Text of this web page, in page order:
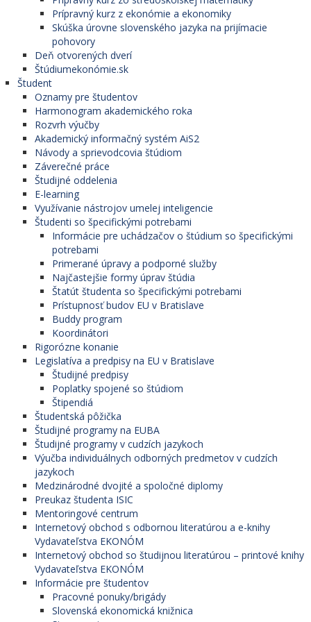
Prípravný kurz z ekonómie a ekonomiky
Skúška úrovne slovenského jazyka na prijímacie
pohovory
Deň otvorených dverí
Štúdiumekonómie.sk
Študent
Oznamy pre študentov
Harmonogram akademického roka
Rozvrh výučby
Akademický informačný systém AiS2
Návody a sprievodcovia štúdiom
Záverečné práce
Študijné oddelenia
E-learning
Využívanie nástrojov umelej inteligencie
Študenti so špecifickými potrebami
Informácie pre uchádzačov o štúdium so špecifickými
potrebami
Primerané úpravy a podporné služby
Najčastejšie formy úprav štúdia
Štatút študenta so špecifickými potrebami
Prístupnosť budov EU v Bratislave
Buddy program
Koordinátori
Rigorózne konanie
Legislatíva a predpisy na EU v Bratislave
Študijné predpisy
Poplatky spojené so štúdiom
Štipendiá
Študentská pôžička
Študijné programy na EUBA
Študijné programy v cudzích jazykoch
Výučba individuálnych odborných predmetov v cudzích
jazykoch
Medzinárodné dvojité a spoločné diplomy
Preukaz študenta ISIC
Mentoringové centrum
Internetový obchod s odbornou literatúrou a e-knihy
Vydavateľstva EKONÓM
Internetový obchod so študijnou literatúrou – printové knihy
Vydavateľstva EKONÓM
Informácie pre študentov
Pracovné ponuky/brigády
Slovenská ekonomická knižnica